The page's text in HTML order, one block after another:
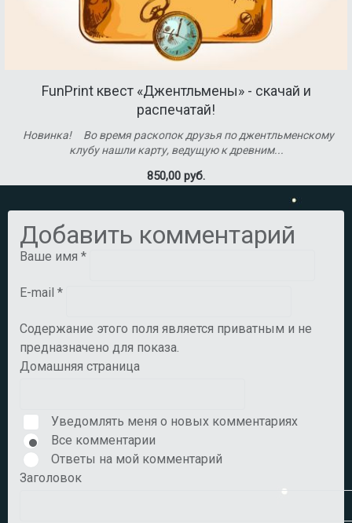
FunPrint квест «Джентльмены» - скачай и
распечатай!
Новинка! Во время раскопок друзья по джентльменскому
клубу нашли карту, ведущую к древним...
850,00 руб.
Добавить комментарий
Ваше имя *
E-mail *
Содержание этого поля является приватным и не
предназначено для показа.
Домашняя страница
Уведомлять меня о новых комментариях
Все комментарии
Ответы на мой комментарий
Заголовок